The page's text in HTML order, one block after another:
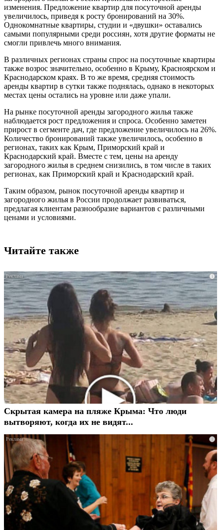
изменения. Предложение квартир для посуточной аренды
увеличилось, приведя к росту бронирований на 30%.
Однокомнатные квартиры, студии и «двушки» оставались
самыми популярными среди россиян, хотя другие форматы не
смогли привлечь много внимания.
В различных регионах страны спрос на посуточные квартиры
также возрос значительно, особенно в Крыму, Красноярском и
Краснодарском краях. В то же время, средняя стоимость
аренды квартир в сутки также поднялась, однако в некоторых
местах цены остались на уровне или даже упали.
На рынке посуточной аренды загородного жилья также
наблюдается рост предложения и спроса. Особенно заметен
прирост в сегменте дач, где предложение увеличилось на 26%.
Количество бронирований также увеличилось, особенно в
регионах, таких как Крым, Приморский край и
Краснодарский край. Вместе с тем, цены на аренду
загородного жилья в среднем снизились, в том числе в таких
регионах, как Приморский край и Краснодарский край.
Таким образом, рынок посуточной аренды квартир и
загородного жилья в России продолжает развиваться,
предлагая клиентам разнообразие вариантов с различными
ценами и условиями.
Читайте также
i
Скрытая камера на пляже Крыма: Что люди
вытворяют, когда их не видят...
i